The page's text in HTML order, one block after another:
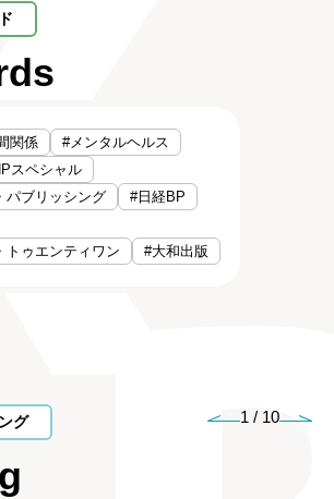
関係
#メンタルヘルス
スペシャル
パブリッシング
#日経BP
トゥエンティワン
#大和出版
グ 1 / 10